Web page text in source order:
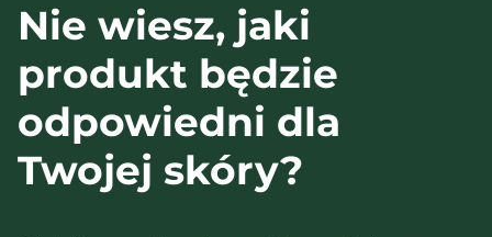
Nie wiesz, jaki
produkt będzie
odpowiedni dla
Twojej skóry?